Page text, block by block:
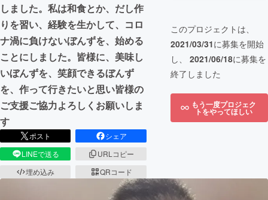
しました。私は和食とか、だし作
りを習い、経験を生かして、コロ
ナ渦に負けないぼんずを、始める
ことにしました。皆様に、美味し
いぼんずを、笑顔できるぼんず
を、作って行きたいと思い皆様の
ご支援ご協力よろしくお願いしま
す
ポスト
シェア
LINEで送る
URLコピー
埋め込み
QRコード
このプロジェクトは、
2021/03/31に募集を開始
し、 2021/06/18に募集を
終了しました
もう一度プロジェク
トをやってほしい